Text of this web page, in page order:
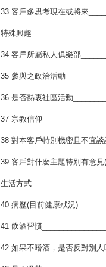
33 客戶多思考現在或將來
特殊興趣
34 客戶所屬私人俱樂部
35 參與之政治活動
36 是否熱衷社區活動
37 宗教信仰
38 對本客戶特別機密且不宜談
39 客戶對什麼主題特別有意見
生活方式
40 病歷(目前健康狀況)
41 飲酒習慣
42 如果不嗜酒，是否反對別人